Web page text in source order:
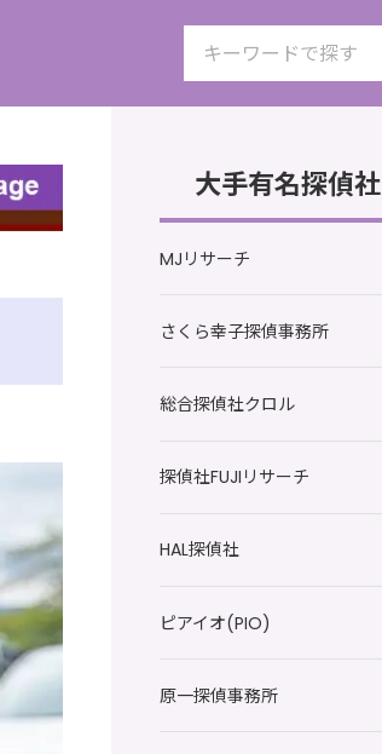
大手有名探偵
MJリサーチ
さくら幸子探偵事務所
総合探偵社クロル
探偵社FUJIリサーチ
HAL探偵社
ピアイオ(PIO)
原一探偵事務所